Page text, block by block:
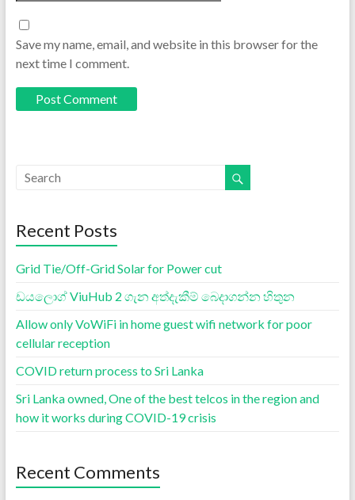
Save my name, email, and website in this browser for the
next time I comment.
Recent Posts
Grid Tie/Off-Grid Solar for Power cut
ඩයලොග් ViuHub 2 ගැන අත්දැකීම් බෙදාගන්න හිතුන
Allow only VoWiFi in home guest wifi network for poor
cellular reception
COVID return process to Sri Lanka
Sri Lanka owned, One of the best telcos in the region and
how it works during COVID-19 crisis
Recent Comments